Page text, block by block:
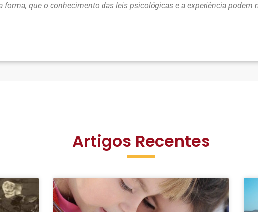
forma, que o conhecimento das leis psicológicas e a experiência podem
Artigos Recentes